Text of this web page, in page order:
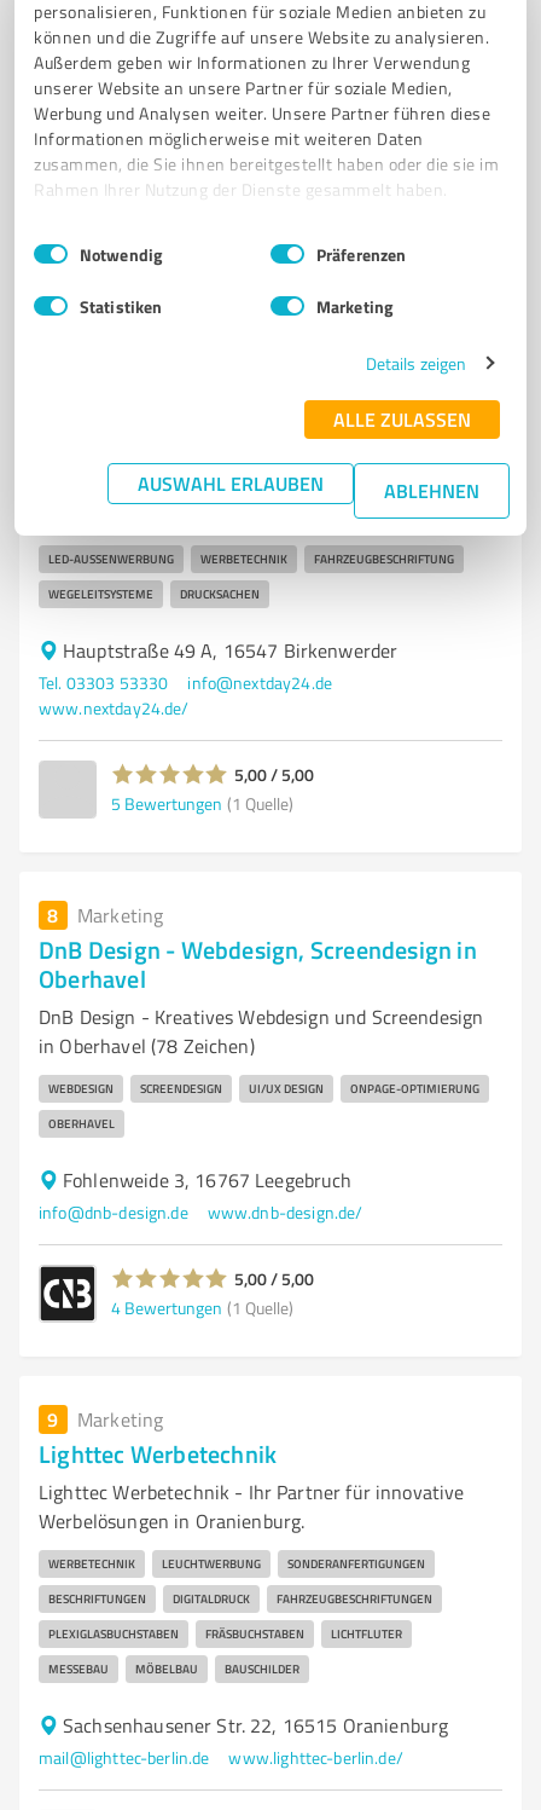
personalisieren, Funktionen für soziale Medien anbieten zu
können und die Zugriffe auf unsere Website zu analysieren.
Außerdem geben wir Informationen zu Ihrer Verwendung
unserer Website an unsere Partner für soziale Medien,
Werbung und Analysen weiter. Unsere Partner führen diese
Informationen möglicherweise mit weiteren Daten
zusammen, die Sie ihnen bereitgestellt haben oder die sie im
Rahmen Ihrer Nutzung der Dienste gesammelt haben.
Impressum Datenschutzbestimmungen
Einwilligungsauswahl
Notwendig Präferenzen
Statistiken Marketing
Details zeigen
ALLE ZULASSEN
AUSWAHL ERLAUBEN ABLEHNEN
WIRTSCHAFTSFÖRDERUNG TOURISMUS AUSBILDUNGSFÖRDERUNG
LEHRSTELLENBÖRSE BRANDENBURGISCHE SEENPLATTE GRANSEE
ZEHDENICK FÜRSTENBERG/HAVEL
Baustraße 56, 16775 Gransee
info@regio-nord.com www.regio-nord.com/startseite
5,00 / 5,00
Bewertungen
Nextday24 Werbung und Digitaldruck
GmbH - Spezialist für LED-Außenwerbung
Nextday24 Werbung und Digitaldruck GmbH - Ihr
LED-AUSSENWERBUNG WERBETECHNIK FAHRZEUGBESCHRIFTUNG
WEGELEITSYSTEME DRUCKSACHEN
Hauptstraße 49 A, 16547 Birkenwerder
Tel. 03303 53330
info@nextday24.de
www.nextday24.de/
5,00 / 5,00
5 Bewertungen (1 Quelle)
8 Marketing
DnB Design - Webdesign, Screendesign in
Oberhavel
DnB Design - Kreatives Webdesign und Screendesign
in Oberhavel (78 Zeichen)
WEBDESIGN SCREENDESIGN UI/UX DESIGN ONPAGE-OPTIMIERUNG
OBERHAVEL
Fohlenweide 3, 16767 Leegebruch
info@dnb-design.de www.dnb-design.de/
5,00 / 5,00
4 Bewertungen (1 Quelle)
9 Marketing
Lighttec Werbetechnik
Lighttec Werbetechnik - Ihr Partner für innovative
Werbelösungen in Oranienburg.
WERBETECHNIK LEUCHTWERBUNG SONDERANFERTIGUNGEN
BESCHRIFTUNGEN DIGITALDRUCK FAHRZEUGBESCHRIFTUNGEN
PLEXIGLASBUCHSTABEN FRÄSBUCHSTABEN LICHTFLUTER
MESSEBAU MÖBELBAU BAUSCHILDER
Sachsenhausener Str. 22, 16515 Oranienburg
mail@lighttec-berlin.de www.lighttec-berlin.de/